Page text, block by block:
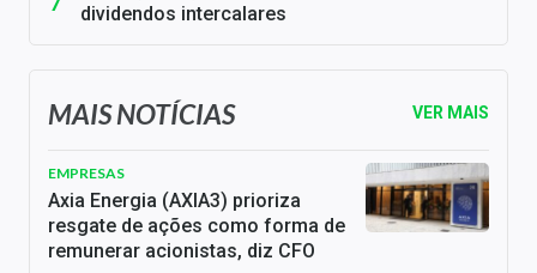
dividendos intercalares
MAIS NOTÍCIAS VER MAIS
EMPRESAS
Axia Energia (AXIA3) prioriza
resgate de ações como forma de
remunerar acionistas, diz CFO